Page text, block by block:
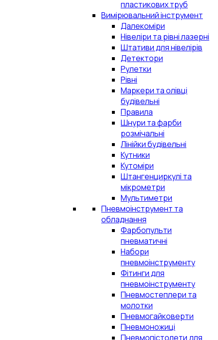
пластикових труб
Вимірювальний інструмент
Далекоміри
Нівеліри та рівні лазерні
Штативи для нівелірів
Детектори
Рулетки
Рівні
Маркери та олівці
будівельні
Правила
Шнури та фарби
розмічальні
Лінійки будівельні
Кутники
Кутоміри
Штангенциркулі та
мікрометри
Мультиметри
Пневмоінструмент та
обладнання
Фарбопульти
пневматичні
Набори
пневмоінструменту
Фітинги для
пневмоінструменту
Пневмостеплери та
молотки
Пневмогайковерти
Пневмоножиці
Пневмопістолети для